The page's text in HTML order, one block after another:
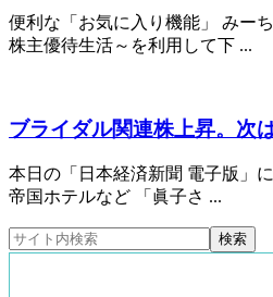
便利な「お気に入り機能」 みー
株主優待生活～を利用して下 ...
ブライダル関連株上昇。次
本日の「日本経済新聞 電子版」
帝国ホテルなど 「眞子さ ...